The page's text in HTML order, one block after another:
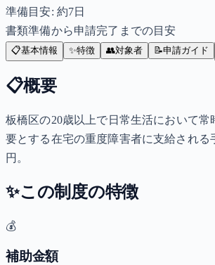
準備目安: 約7日
書類準備から申請完了までの目安
📋基本情報 ✨特徴 👥対象者 📝申請ガイド
📋概要
板橋区の20歳以上で日常生活において常
要とする在宅の重度障害者に支給される
円。
✨この制度の特徴
💰
補助金額